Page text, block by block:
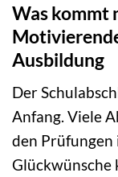
Was kommt
Ausbildung
Der
Anfang. Viele
den Prüfungen
Glückwünsche